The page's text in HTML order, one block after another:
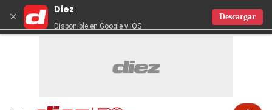
×
Diez
Disponible en Google y IOS
Descargar